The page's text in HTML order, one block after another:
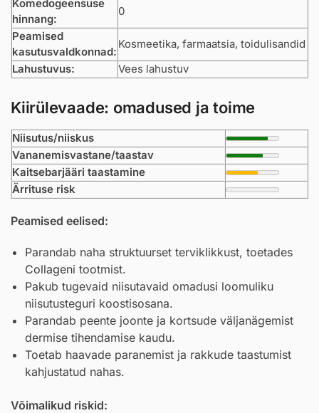
Komedogeensuse
hinnang:
0
Peamised
kasutusvaldkonnad:
Kosmeetika, farmaatsia, toidulisandid
Lahustuvus:
Vees lahustuv
Kiirülevaade: omadused ja toime
Niisutus/niiskus
Vananemisvastane/taastav
Kaitsebarjääri taastamine
Ärrituse risk
Peamised eelised:
Parandab naha struktuurset terviklikkust, toetades
Collageni tootmist.
Pakub tugevaid niisutavaid omadusi loomuliku
niisutusteguri koostisosana.
Parandab peente joonte ja kortsude väljanägemist
dermise tihendamise kaudu.
Toetab haavade paranemist ja rakkude taastumist
kahjustatud nahas.
Võimalikud riskid: